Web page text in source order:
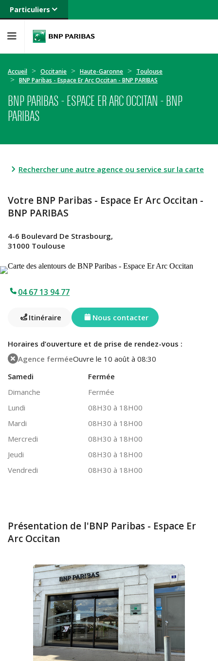
Particuliers
Banque privée
Entreprises
Accueil Occitanie Haute-Garonne
Toulouse
BNP Paribas - Espace Er Arc Occitan - BNP PARIBAS
BNP PARIBAS - ESPACE ER ARC OCCITAN - BNP
PARIBAS
Rechercher une autre agence ou service sur la carte
Votre BNP Paribas - Espace Er Arc Occitan -
BNP PARIBAS
4-6 Boulevard De Strasbourg,
31000 Toulouse
04 67 13 94 77
Itinéraire Nous contacter
Horaires d’ouverture et de prise de rendez-vous :
Agence ferméeOuvre le 10 août à 08:30
Samedi
Fermée
Dimanche
Fermée
Lundi
08H30 à 18H00
Mardi
08H30 à 18H00
Mercredi
08H30 à 18H00
Jeudi
08H30 à 18H00
Vendredi
08H30 à 18H00
Présentation de l'BNP Paribas - Espace Er
Arc Occitan